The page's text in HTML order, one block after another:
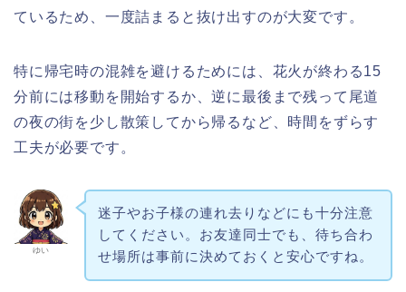
ているため、一度詰まると抜け出すのが大変です。
特に帰宅時の混雑を避けるためには、花火が終わる15
分前には移動を開始するか、逆に最後まで残って尾道
の夜の街を少し散策してから帰るなど、時間をずらす
工夫が必要です。
ゆい
迷子やお子様の連れ去りなどにも十分注意
してください。お友達同士でも、待ち合わ
せ場所は事前に決めておくと安心ですね。